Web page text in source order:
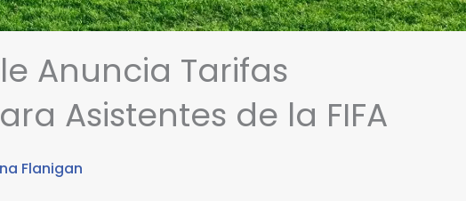
Anuncia Tarifas
Asistentes de la FIFA
Flanigan